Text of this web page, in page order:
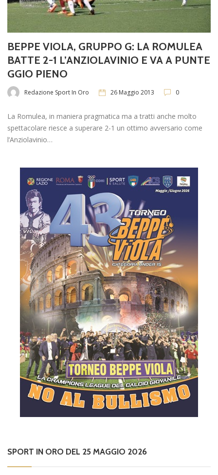
BEPPE VIOLA, GRUPPO G: LA ROMULEA
BATTE 2-1 L’ANZIOLAVINIO E VA A PUNTE
GGIO PIENO
Redazione Sport In Oro 26 Maggio 2013 0
La Romulea, in maniera pragmatica ma a tratti anche molto
spettacolare riesce a superare 2-1 un ottimo avversario come
l’Anziolavinio…
SPORT IN ORO DEL 25 MAGGIO 2026